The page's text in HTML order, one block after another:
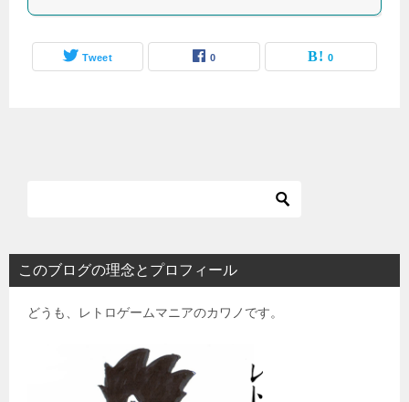
Tweet 0 0
このブログの理念とプロフィール
どうも、レトロゲームマニアのカワノです。